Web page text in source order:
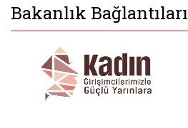
Bakanlık Bağlantıları